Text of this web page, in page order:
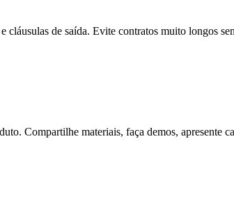
cláusulas de saída. Evite contratos muito longos
Compartilhe materiais, faça demos, apresente